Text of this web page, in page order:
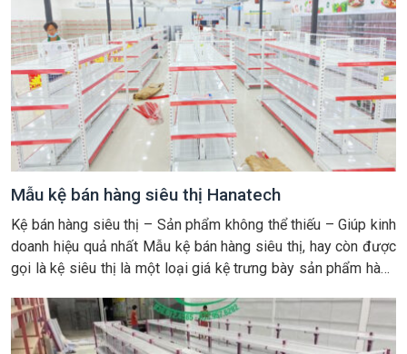
Mẫu kệ bán hàng siêu thị Hanatech
Kệ bán hàng siêu thị – Sản phẩm không thể thiếu – Giúp kinh
doanh hiệu quả nhất Mẫu kệ bán hàng siêu thị, hay còn được
gọi là kệ siêu thị là một loại giá kệ trưng bày sản phẩm hàng